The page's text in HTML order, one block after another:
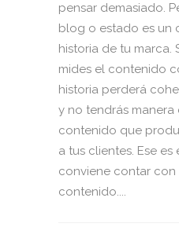
pensar demasiado.
blog o estado es un
historia de tu marca.
mides el contenido
historia perderá
y no tendrás manera
contenido que
a tus clientes. Ese
conviene contar
contenido....